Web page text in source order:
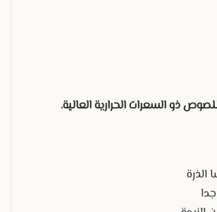
ذو السعرات الحرارية العالية.